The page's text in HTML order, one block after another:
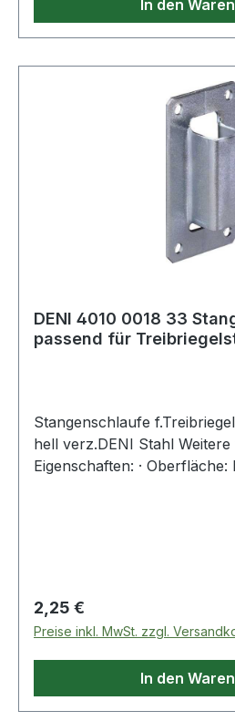
In den
DENI 4010 0018 33
passend für
Stangenschlaufe
hell verz.DENI Stahl
Eigenschaften: ·
Regulärer Preis:
2,25 €
Preise inkl. MwSt. zzgl.
In den